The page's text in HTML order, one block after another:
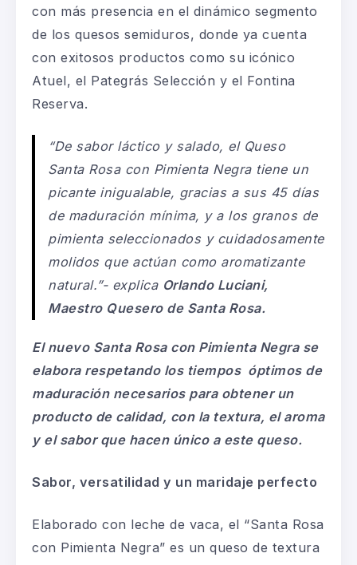
con más presencia en el dinámico segmento
de los quesos semiduros, donde ya cuenta
con exitosos productos como su icónico
Atuel, el Pategrás Selección y el Fontina
Reserva.
“De sabor láctico y salado, el Queso
Santa Rosa con Pimienta Negra tiene un
picante inigualable, gracias a sus 45 días
de maduración mínima, y a los granos de
pimienta seleccionados y cuidadosamente
molidos que actúan como aromatizante
natural.”- explica Orlando Luciani,
Maestro Quesero de Santa Rosa.
El nuevo Santa Rosa con Pimienta Negra se
elabora respetando los tiempos óptimos de
maduración necesarios para obtener un
producto de calidad, con la textura, el aroma
y el sabor que hacen único a este queso.
Sabor, versatilidad y un maridaje perfecto
Elaborado con leche de vaca, el “Santa Rosa
con Pimienta Negra” es un queso de textura